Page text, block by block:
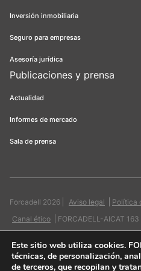
Inversión inmobiliaria
Seguro para empresas
Asesoría jurídica
Publicaciones y prensa
Actualidad
Informes de mercado
Sala de prensa
Forcadell 2026 Aviso legal Política
Canal ético
FORCADELL-AICAT
Este sitio web utiliza cookies.
técnicas, de personalización,
de terceros, que recopilan y